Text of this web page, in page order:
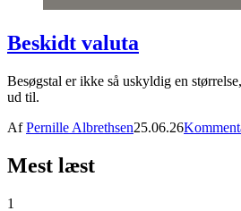
Beskidt valuta
Besøgstal er ikke så uskyldig en
ud til.
AfPernille Albrethsen25.06.26
Mest læst
1